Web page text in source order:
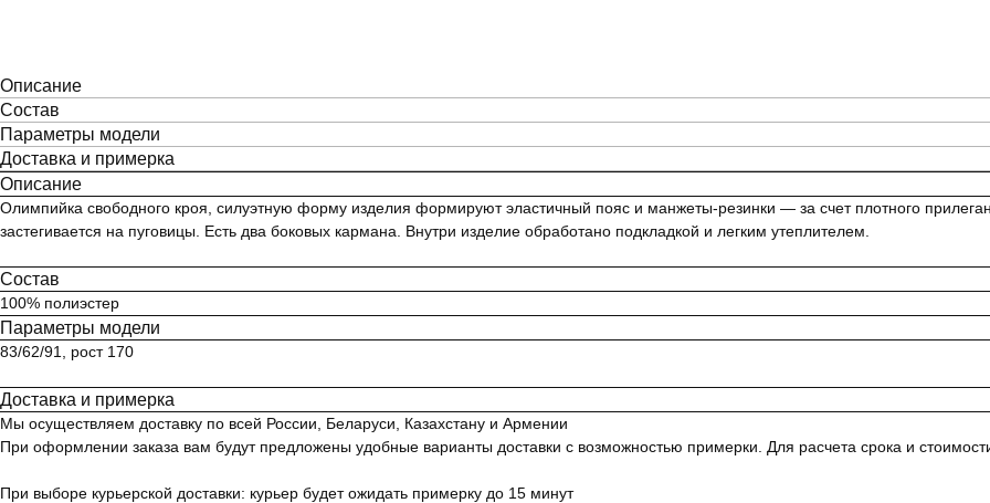
Описание
Состав
Параметры модели
Доставка и примерка
Описание
Олимпийка свободного кроя, cилуэтную форму изделия формируют эластичный пояс и манжеты-резинки — за счет плотного
застегивается на пуговицы. Есть два боковых кармана. Внутри изделие обработано подкладкой и легким утеплителем.
Состав
100% полиэстер
Параметры модели
83/62/91, рост 170
Доставка и примерка
Мы осуществляем доставку по всей России, Беларуси, Казахстану и Армении
При оформлении заказа вам будут предложены удобные варианты доставки с возможностью примерки. Для расчета срока и
При выборе курьерской доставки: курьер будет ожидать примерку до 15 минут